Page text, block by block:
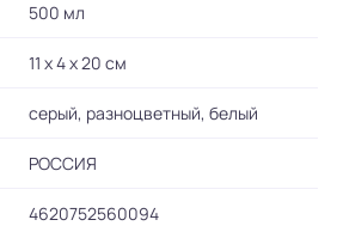
500 мл
11 х 4 х 20 см
серый, разноцветный, белый
РОССИЯ
4620752560094